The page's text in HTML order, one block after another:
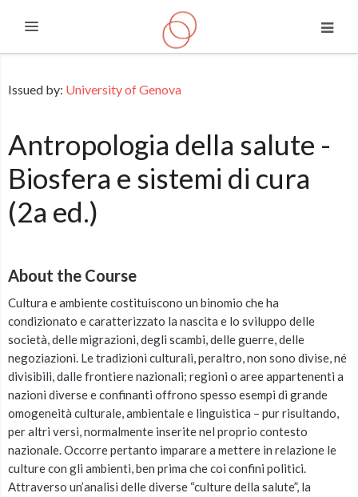
Expand
Issued by: University of Genova
Antropologia della salute -
Biosfera e sistemi di cura
(2a ed.)
About the Course
Cultura e ambiente costituiscono un binomio che ha
condizionato e caratterizzato la nascita e lo sviluppo delle
società, delle migrazioni, degli scambi, delle guerre, delle
negoziazioni. Le tradizioni culturali, peraltro, non sono divise, né
divisibili, dalle frontiere nazionali; regioni o aree appartenenti a
nazioni diverse e confinanti offrono spesso esempi di grande
omogeneità culturale, ambientale e linguistica – pur risultando,
per altri versi, normalmente inserite nel proprio contesto
nazionale. Occorre pertanto imparare a mettere in relazione le
culture con gli ambienti, ben prima che coi confini politici.
Attraverso un’analisi delle diverse “culture della salute”, la